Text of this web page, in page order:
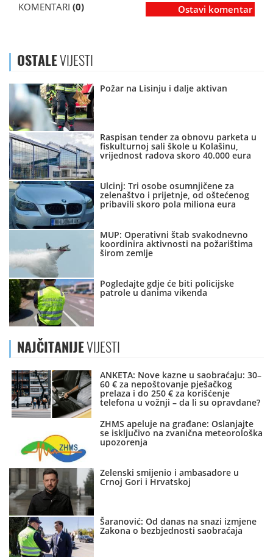
KOMENTARI (0) Ostavi komentar
OSTALEVIJESTI
Požar na Lisinju i dalje aktivan
Raspisan tender za obnovu parketa u
fiskulturnoj sali škole u Kolašinu,
vrijednost radova skoro 40.000 eura
Ulcinj: Tri osobe osumnjičene za
zelenaštvo i prijetnje, od oštećenog
pribavili skoro pola miliona eura
MUP: Operativni štab svakodnevno
koordinira aktivnosti na požarištima
širom zemlje
Pogledajte gdje će biti policijske
patrole u danima vikenda
NAJČITANIJEVIJESTI
ANKETA: Nove kazne u saobraćaju: 30–
60 € za nepoštovanje pješačkog
prelaza i do 250 € za korišćenje
telefona u vožnji – da li su opravdane?
ZHMS apeluje na građane: Oslanjajte
se isključivo na zvanična meteorološka
upozorenja
Zelenski smijenio i ambasadore u
Crnoj Gori i Hrvatskoj
Šaranović: Od danas na snazi izmjene
Zakona o bezbjednosti saobraćaja